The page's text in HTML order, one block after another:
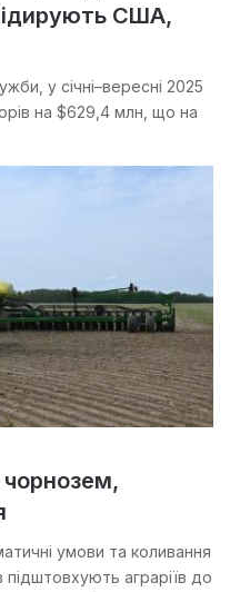
США,
у січні–вересні 2025
на $629,4 млн, що на
чорнозем,
умови та коливання
аграріїв до